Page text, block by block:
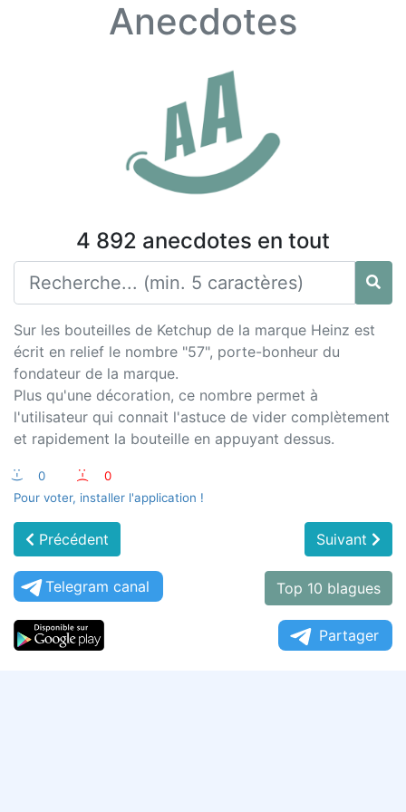
Anecdotes
4 892 anecdotes en tout
Sur les bouteilles de Ketchup de la marque Heinz est
écrit en relief le nombre "57", porte-bonheur du
fondateur de la marque.
Plus qu'une décoration, ce nombre permet à
l'utilisateur qui connait l'astuce de vider complètement
et rapidement la bouteille en appuyant dessus.
:-) 0 :-(
0
Pour voter, installer l'application !
Précédent Suivant
Telegram canal Top 10 blagues
Partager